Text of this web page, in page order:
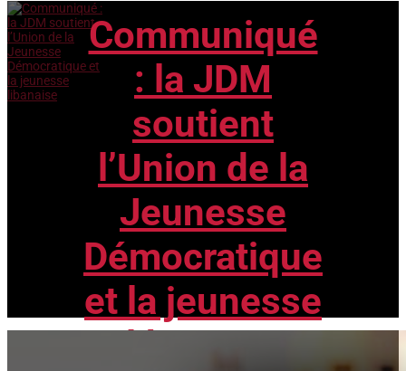
Communiqué
: la JDM
soutient
l’Union de la
Jeunesse
Démocratique
et la jeunesse
libanaise
camarades libanais de l’Union de la Jeunesse
Démocratique (organisation de jeunesse du Parti
communiste libanais) dans leur lutte contre
l’agression récente du régime israélien, qui persiste
dans sa quête...